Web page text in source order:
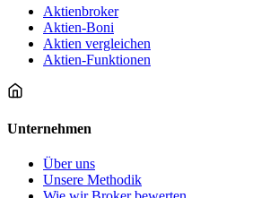
Aktienbroker
Aktien-Boni
Aktien vergleichen
Aktien-Funktionen
Unternehmen
Über uns
Unsere Methodik